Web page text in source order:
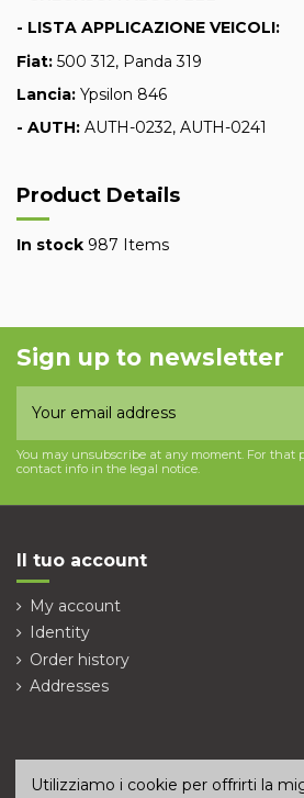
- LISTA APPLICAZIONE VEICOLI:
Fiat: 500 312, Panda 319
Lancia: Ypsilon 846
- AUTH: AUTH-0232, AUTH-0241
Product Details
In stock 987 Items
Sign up to newsletter
You may unsubscribe at any moment. For that
contact info in the legal notice.
Il tuo account
My account
Identity
Order history
Addresses
Utilizziamo i cookie per offrirti la